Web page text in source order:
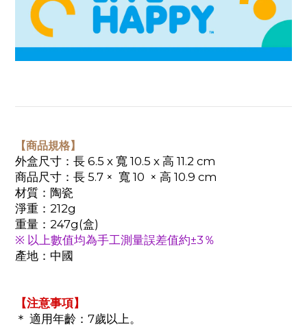
【商品規格】
外盒尺寸：長 6.5 x 寬 10.5 x 高 11.2 cm
商品尺寸：長 5.7 × 寬 10 × 高 10.9 cm
材質：陶瓷
淨重：212g
重量：247g(盒)
※ 以上數值均為手工測量誤差值約±3％
產地：中國
【注意事項】
＊ 適用年齡：7歲以上。